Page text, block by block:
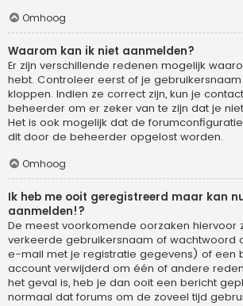
Omhoog
Waarom kan ik niet aanmelden?
Er zijn verschillende redenen mogelijk
hebt. Controleer eerst of je
kloppen. Indien ze correct zijn, kun je
beheerder om er zeker van te zijn dat je
Het is ook mogelijk dat de
dit door de beheerder opgelost worden.
Omhoog
Ik heb me ooit geregistreerd maar kan
aanmelden!?
De meest voorkomende oorzaken hiervoor
verkeerde gebruikersnaam of wachtwoord
e-mail met je registratie gegevens) of een
account verwijderd om één of andere
het geval is, heb je dan ooit een bericht
normaal dat forums om de zoveel tijd